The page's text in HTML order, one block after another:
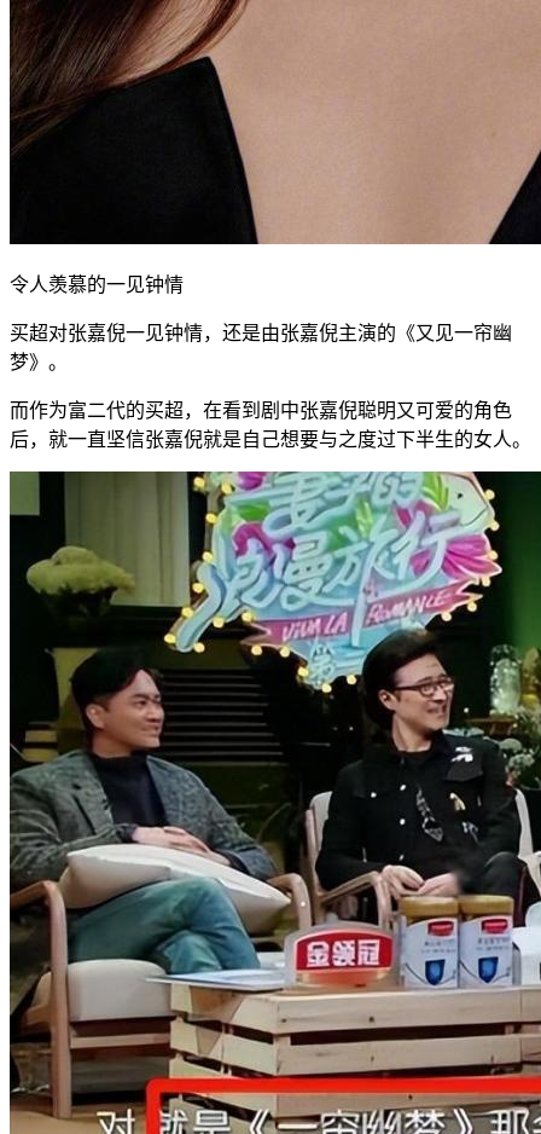
令人羡慕的一见钟情
买超对张嘉倪一见钟情，还是由张嘉倪主演的《又见一帘幽
梦》。
而作为富二代的买超，在看到剧中张嘉倪聪明又可爱的角色
后，就一直坚信张嘉倪就是自己想要与之度过下半生的女人。